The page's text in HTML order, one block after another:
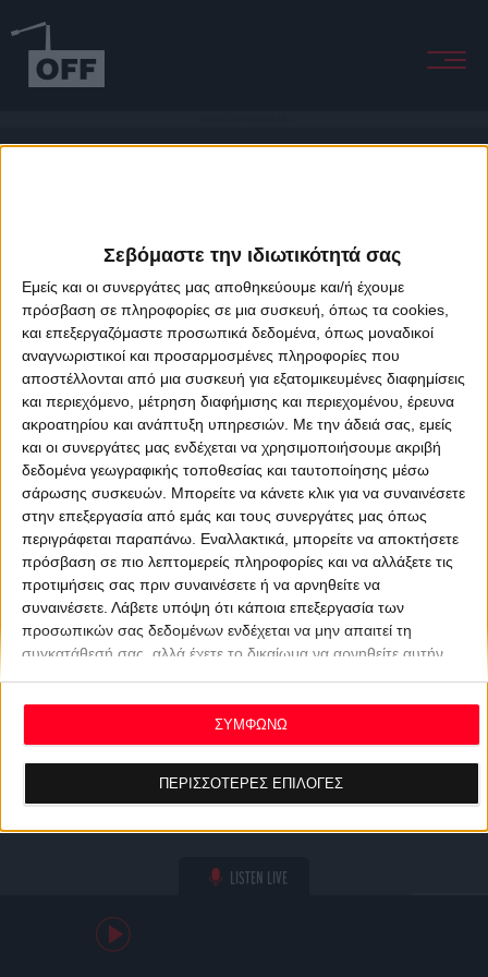
Σεβόμαστε την ιδιωτικότητά σας
Εμείς και οι συνεργάτες μας αποθηκεύουμε και/ή έχουμε
πρόσβαση σε πληροφορίες σε μια συσκευή, όπως τα cookies,
και επεξεργαζόμαστε προσωπικά δεδομένα, όπως μοναδικοί
αναγνωριστικοί και προσαρμοσμένες πληροφορίες που
αποστέλλονται από μια συσκευή για εξατομικευμένες διαφημίσεις
και περιεχόμενο, μέτρηση διαφήμισης και περιεχομένου, έρευνα
ακροατηρίου και ανάπτυξη υπηρεσιών. Με την άδειά σας, εμείς
και οι συνεργάτες μας ενδέχεται να χρησιμοποιήσουμε ακριβή
δεδομένα γεωγραφικής τοποθεσίας και ταυτοποίησης μέσω
σάρωσης συσκευών. Μπορείτε να κάνετε κλικ για να συναινέσετε
στην επεξεργασία από εμάς και τους συνεργάτες μας όπως
περιγράφεται παραπάνω. Εναλλακτικά, μπορείτε να αποκτήσετε
πρόσβαση σε πιο λεπτομερείς πληροφορίες και να αλλάξετε τις
προτιμήσεις σας πριν συναινέσετε ή να αρνηθείτε να
συναινέσετε. Λάβετε υπόψη ότι κάποια επεξεργασία των
προσωπικών σας δεδομένων ενδέχεται να μην απαιτεί τη
συγκατάθεσή σας, αλλά έχετε το δικαίωμα να αρνηθείτε αυτήν
ανακαλέσετε τη συγκατάθεσή σας ανά πάσα στιγμή
επιστρέφοντας σε αυτόν τον ιστότοπο και κάνοντας κλικ στο
κουμπί "Απορρήτου" στο κάτω μέρος της ιστοσελίδας.
ΠΕΡΙΣΣΟΤΕΡΕΣ ΕΠΙΛΟΓΕΣ
ΣΥΜΦΩΝΩ
LISTEN LIVE
About Offradio Business Class Terms & Conditions
Privacy Policy
Designed & developed byporcupine colors&Fotis Alexandrou